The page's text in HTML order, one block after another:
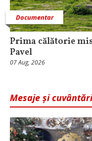
Documentar
Prima călătorie
Pavel
07 Aug, 2026
Mesaje și cuvântări